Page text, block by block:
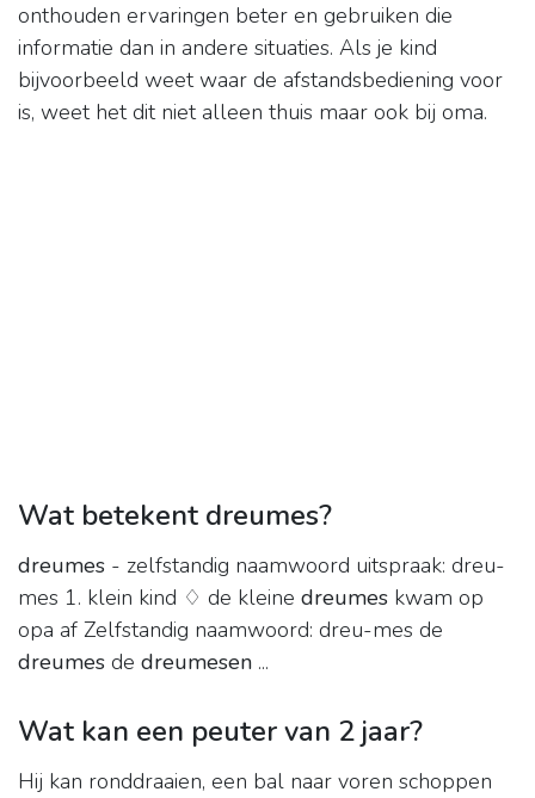
onthouden ervaringen beter en gebruiken die
informatie dan in andere situaties. Als je kind
bijvoorbeeld weet waar de afstandsbediening voor
is, weet het dit niet alleen thuis maar ook bij oma.
Wat betekent dreumes?
dreumes - zelfstandig naamwoord uitspraak: dreu-
mes 1. klein kind ♢ de kleine dreumes kwam op
opa af Zelfstandig naamwoord: dreu-mes de
dreumes de dreumesen ...
Wat kan een peuter van 2 jaar?
Hij kan ronddraaien, een bal naar voren schoppen